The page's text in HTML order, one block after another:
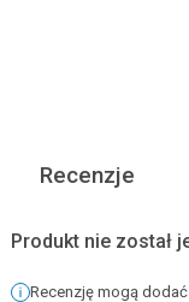
Recenzje
Produkt nie został
Recenzję mogą dodać